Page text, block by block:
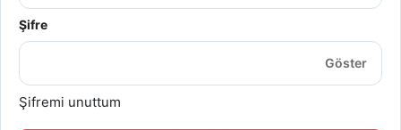
Şifre
Göster
Şifremi unuttum